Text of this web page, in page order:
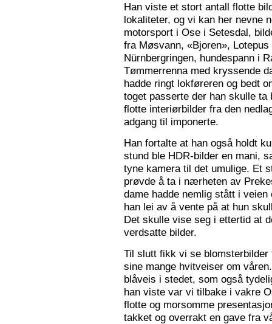
Han viste et stort antall flotte
lokaliteter, og vi kan her nevne
motorsport i Ose i Setesdal,
fra Møsvann, «Bjoren»,
Nürnbergringen, hundespann i
Tømmerrenna med kryssende
hadde ringt lokføreren og bedt
toget passerte der han skulle
flotte interiørbilder fra den
adgang til imponerte.
Han fortalte at han også holdt
stund ble HDR-bilder en mani,
tyne kamera til det umulige. Et
prøvde å ta i nærheten av
dame hadde nemlig stått i
han lei av å vente på at hun
Det skulle vise seg i ettertid at
verdsatte bilder.
Til slutt fikk vi se
sine mange hvitveiser om
blåveis i stedet, som også
han viste var vi tilbake i vakre
flotte og morsomme
takket og overrakt en gave fra